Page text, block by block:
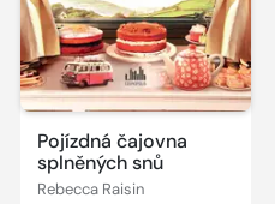
Pojízdná čajovna
splněných snů
Rebecca Raisin